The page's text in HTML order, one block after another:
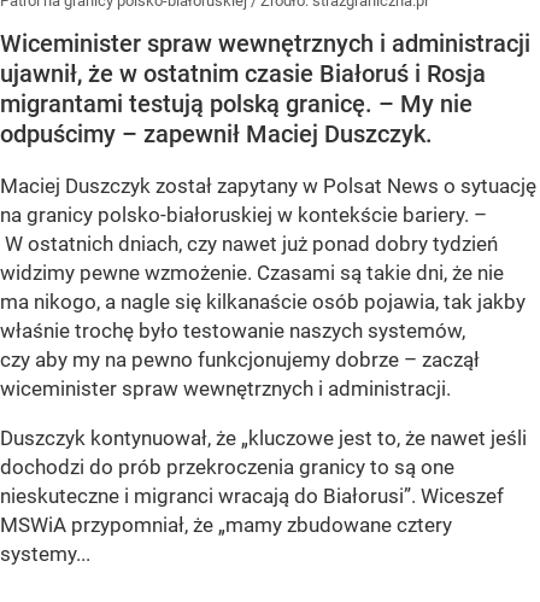
Wiceminister spraw wewnętrznych i administracji
ujawnił, że w ostatnim czasie Białoruś i Rosja
migrantami testują polską granicę. – My nie
odpuścimy – zapewnił Maciej Duszczyk.
Maciej Duszczyk został zapytany w Polsat News o sytuację
na granicy polsko-białoruskiej w kontekście bariery. –
W ostatnich dniach, czy nawet już ponad dobry tydzień
widzimy pewne wzmożenie. Czasami są takie dni, że nie
ma nikogo, a nagle się kilkanaście osób pojawia, tak jakby
właśnie trochę było testowanie naszych systemów,
czy aby my na pewno funkcjonujemy dobrze – zaczął
wiceminister spraw wewnętrznych i administracji.
Duszczyk kontynuował, że „kluczowe jest to, że nawet jeśli
dochodzi do prób przekroczenia granicy to są one
nieskuteczne i migranci wracają do Białorusi”. Wiceszef
MSWiA przypomniał, że „mamy zbudowane cztery
systemy...